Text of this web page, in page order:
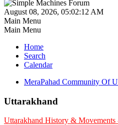
August 08, 2026, 05:02:12 AM
Main Menu
Main Menu
Home
Search
Calendar
MeraPahad Community Of
Uttarakhand
Uttarakhand History & Movements